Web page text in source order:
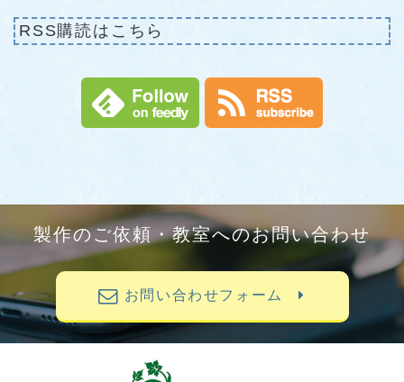
RSS購読はこちら
製作のご依頼・教室へのお問い合わせ
お問い合わせフォーム